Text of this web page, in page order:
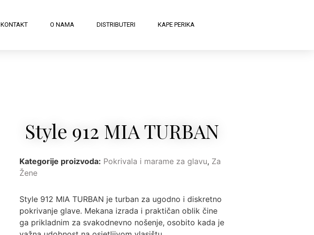
KONTAKT O NAMA DISTRIBUTERI KAPE PERIKA
Style 912 MIA TURBAN
Kategorije proizvoda: Pokrivala i marame za glavu, Za
Žene
Style 912 MIA TURBAN je turban za ugodno i diskretno
pokrivanje glave. Mekana izrada i praktičan oblik čine
ga prikladnim za svakodnevno nošenje, osobito kada je